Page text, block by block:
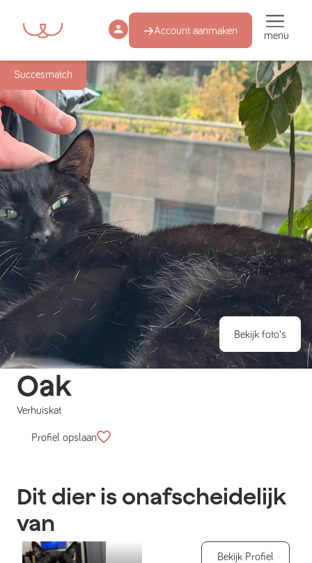
Account aanmaken menu
Succesmatch
Bekijk foto's
Oak
Verhuiskat
Profiel opslaan
Dit dier is onafscheidelijk
van
Bekijk Profiel